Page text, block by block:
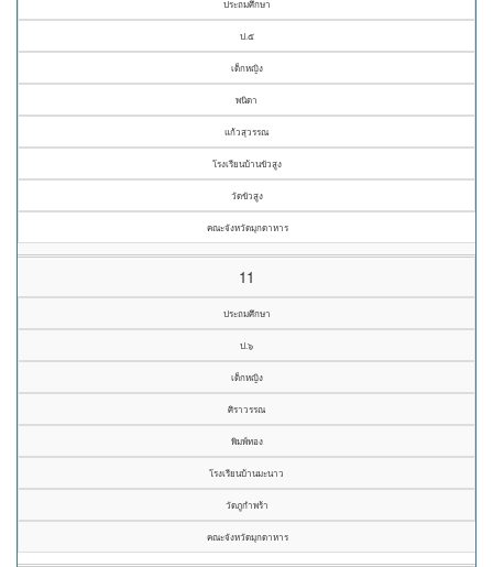
ประถมศึกษา
ป.๕
เด็กหญิง
พนิดา
แก้วสุวรรณ
โรงเรียนบ้านขัวสูง
วัดขัวสูง
คณะจังหวัดมุกดาหาร
11
ประถมศึกษา
ป.๖
เด็กหญิง
ศิราวรรณ
พิมพ์ทอง
โรงเรียนบ้านมะนาว
วัดภูกำพร้า
คณะจังหวัดมุกดาหาร